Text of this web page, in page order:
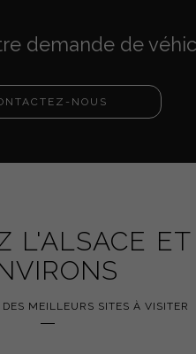
demande de
NOUS
L'ALSACE
MEILLEURS SITES À VISITER